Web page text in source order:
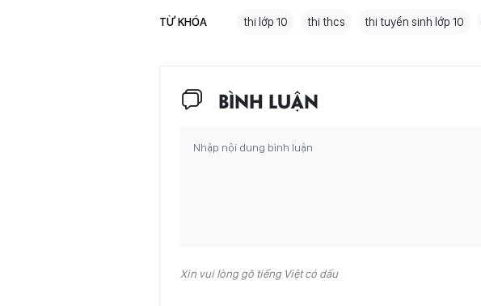
TỪ KHÓA thi lớp 10 thi thcs thi tuyển sinh lớp 10
BÌNH LUẬN
Xin vui lòng gõ tiếng Việt có dấu